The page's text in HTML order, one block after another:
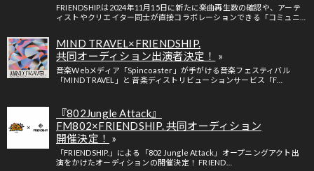
FRIENDSHIP.は2024年11月15日に新たに楽曲再生数の確認や、アーテ
ィストやクリエイター同士が直接コラボレーションできる「コミュニ…
MIND TRAVEL×FRIENDSHIP.
共同オーディション出演者決定！
音楽Webメディア「Spincoaster」が手がける音楽フェスティバル
「MIND TRAVEL」と 音楽ディストリビューションサービス「F…
『802Jungle Attack』
FM802×FRIENDSHIP. 共同オーディション
開催決定！
「FRIENDSHIP.」による「802 Jungle Attack」オープニングアクト出
演をかけたオーディションの開催決定！ FRIEND…